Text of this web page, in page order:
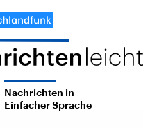
Nachrichten in
Einfacher Sprache